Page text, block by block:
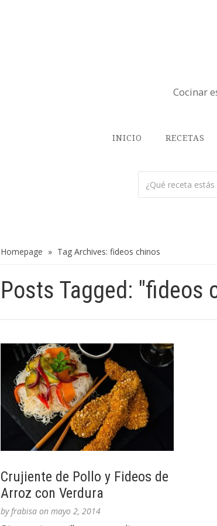
Cocinar
INICIO RECETAS
Homepage » Tag Archives: fideos chinos
Posts Tagged: "fideos
Crujiente de Pollo y Fideos de
Arroz con Verdura
byfrabisa on mayo 2, 2014